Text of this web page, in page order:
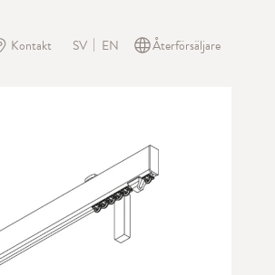
Kontakt SV EN Återförsäljare